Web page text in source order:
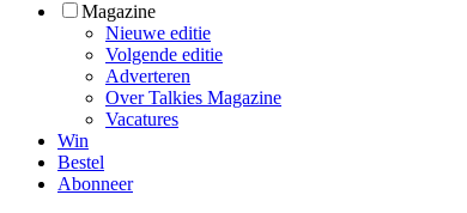
Magazine
Nieuwe editie
Volgende editie
Adverteren
Over Talkies Magazine
Vacatures
Win
Bestel
Abonneer